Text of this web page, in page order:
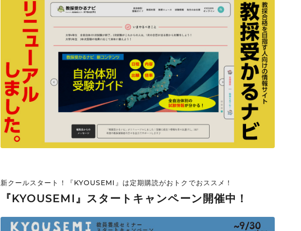
合格サポートラインナップ
新クールスタート！『KYOUSEMI』は定期購読がおトクでおススメ！
『KYOUSEMI』スタートキャンペーン開催中！